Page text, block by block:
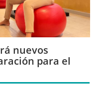
nuevos
para el